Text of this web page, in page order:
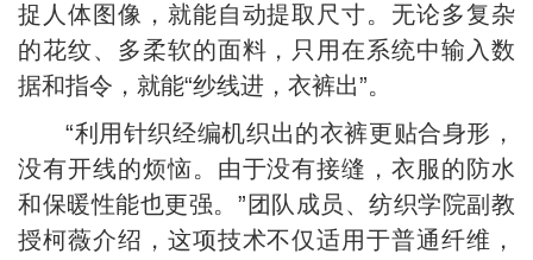
捉人体图像，就能自动提取尺寸。无论多复杂
的花纹、多柔软的面料，只用在系统中输入数
据和指令，就能“纱线进，衣裤出”。
“利用针织经编机织出的衣裤更贴合身形，
没有开线的烦恼。由于没有接缝，衣服的防水
和保暖性能也更强。”团队成员、纺织学院副教
授柯薇介绍，这项技术不仅适用于普通纤维，